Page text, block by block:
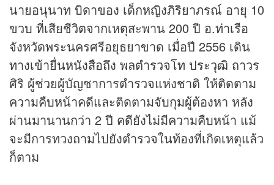
นายอนุนาท บิดาของ เด็กหญิงภิริยาภรณ์ อายุ 10
ขวบ ที่เสียชีวิตจากเหตุสะพาน 200 ปี อ.ท่าเรือ
จังหวัดพระนครศรีอยุธยาขาด เมื่อปี 2556 เดิน
ทางเข้ายื่นหนังสือถึง พลตำรวจโท ประวุฒิ ถาวร
ศิริ ผู้ช่วยผู้บัญชาการตำรวจแห่งชาติ ให้ติดตาม
ความคืบหน้าคดีและติดตามจับกุมผู้ต้องหา หลัง
ผ่านมานานกว่า 2 ปี คดียังไม่มีความคืบหน้า แม้
จะมีการทวงถามไปยังตำรวจในท้องที่เกิดเหตุแล้ว
ก็ตาม